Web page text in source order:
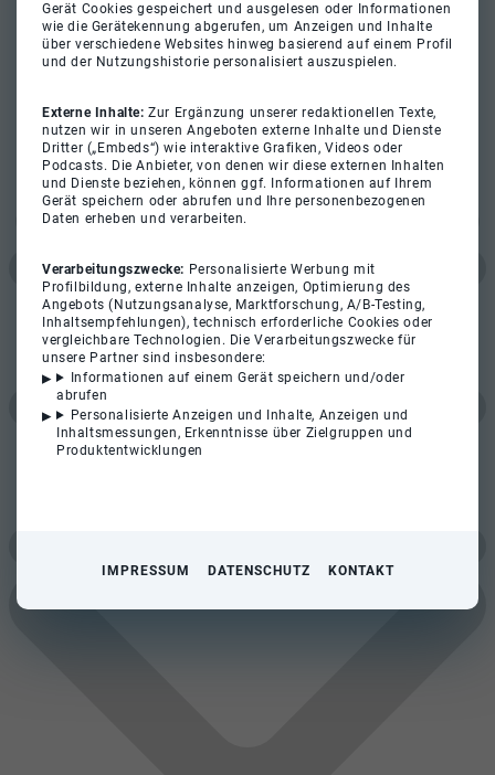
Gerät Cookies gespeichert und ausgelesen oder Informationen
wie die Gerätekennung abgerufen, um Anzeigen und Inhalte
über verschiedene Websites hinweg basierend auf einem Profil
und der Nutzungshistorie personalisiert auszuspielen.
Externe Inhalte:Zur Ergänzung unserer redaktionellen Texte,
nutzen wir in unseren Angeboten externe Inhalte und Dienste
Dritter („Embeds“) wie interaktive Grafiken, Videos oder
Podcasts. Die Anbieter, von denen wir diese externen Inhalten
und Dienste beziehen, können ggf. Informationen auf Ihrem
Gerät speichern oder abrufen und Ihre personenbezogenen
Daten erheben und verarbeiten.
Verarbeitungszwecke: Personalisierte Werbung mit
Profilbildung, externe Inhalte anzeigen, Optimierung des
Angebots (Nutzungsanalyse, Marktforschung, A/B-Testing,
Inhaltsempfehlungen), technisch erforderliche Cookies oder
vergleichbare Technologien. Die Verarbeitungszwecke für
unsere Partner sind insbesondere:
Informationen auf einem Gerät speichern und/oder
abrufen
Personalisierte Anzeigen und Inhalte, Anzeigen und
Inhaltsmessungen, Erkenntnisse über Zielgruppen und
Produktentwicklungen
IMPRESSUM DATENSCHUTZ KONTAKT